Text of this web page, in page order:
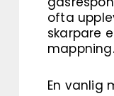
ofta
skarpare
mappning.
En vanlig